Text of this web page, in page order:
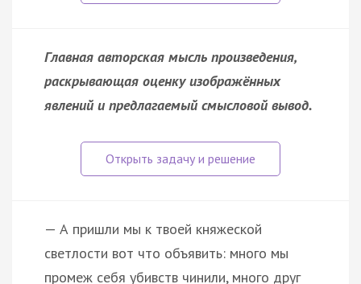
Главная авторская мысль произведения,
раскрывающая оценку изображённых
явлений и предлагаемый смысловой вывод.
— А пришли мы к твоей княжеской
светлости вот что объявить: много мы
промеж себя убивств чинили, много друг